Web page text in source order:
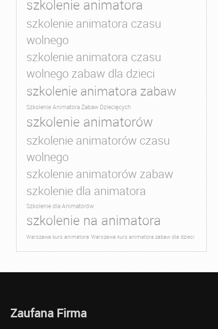
szkolenie animatora
szkolenie animatora czasu
wolnego
szkolenie animatora czasu
wolnego zabaw dla dzieci
szkolenie animatora zabaw
Szkolenie Animatora Zabaw Dziecięcych
szkolenie animatorów
szkolenie animatorów czasu
wolnego
szkolenie animatorów zabaw
szkolenie dla animatora
Szkolenie dla Animatorów
szkolenie na animatora
Warszawa kurs animatora Warszawa kurs animatora zabaw dla dzieci
Zaufana Firma